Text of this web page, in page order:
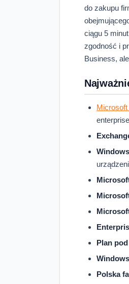
do zakupu
ciągu 5
zgodność i
Business,
Plan
Polska